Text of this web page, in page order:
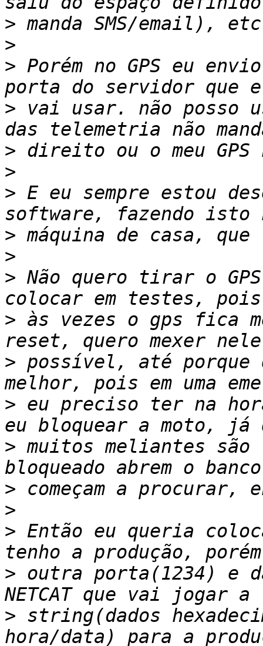
>
>
> Porém no GPS eu
> vai usar. não posso
>
>
> E eu sempre estou
>
>
> Não quero tirar o
> às vezes o gps fica
> possível, até porque
> eu preciso ter na
> muitos meliantes são
>
>
> Então eu queria
> outra porta(1234) e
> string(dados